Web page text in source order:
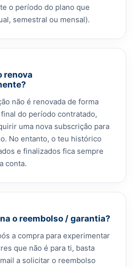
o período do plano que
semestral ou mensal).
renova
não é renovada de forma
do período contratado,
uma nova subscrição para
No entanto, o teu histórico
e finalizados fica sempre
conta.
o reembolso / garantia?
a compra para experimentar
que não é para ti, basta
a solicitar o reembolso